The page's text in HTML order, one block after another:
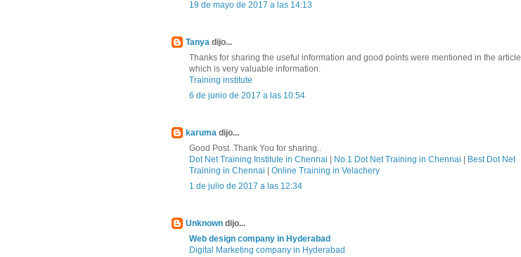
19 de mayo de 2017 a las 14:13
Tanya dijo...
Thanks for sharing the useful information and good points were mentioned in the article
which is very valuable information.
Training institute
6 de junio de 2017 a las 10:54
karuma dijo...
Good Post..Thank You for sharing..
Dot Net Training Institute in Chennai
No.1 Dot Net Training in Chennai
Best Dot Net
Training in Chennai
Online Training in Velachery
1 de julio de 2017 a las 12:34
Unknown dijo...
Web design company in Hyderabad
Digital Marketing company in Hyderabad